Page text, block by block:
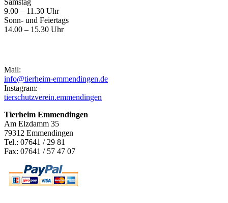
Samstag
9.00 – 11.30 Uhr
Sonn- und Feiertags
14.00 – 15.30 Uhr
Mail:
info@tierheim-emmendingen.de
Instagram:
tierschutzverein.emmendingen
Tierheim Emmendingen
Am Elzdamm 35
79312 Emmendingen
Tel.: 07641 / 29 81
Fax: 07641 / 57 47 07